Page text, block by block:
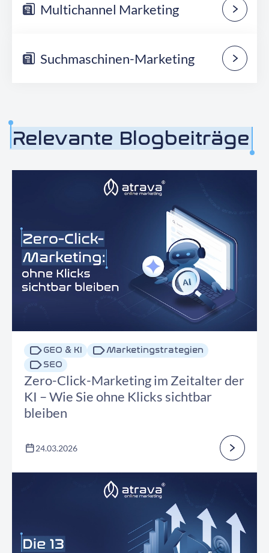
Multichannel Marketing
Suchmaschinen-Marketing
Relevante Blogbeiträge
GEO & KI
Marketingstrategien
SEO
Zero-Click-Marketing im Zeitalter der
KI – Wie Sie ohne Klicks sichtbar
bleiben
24.03.2026